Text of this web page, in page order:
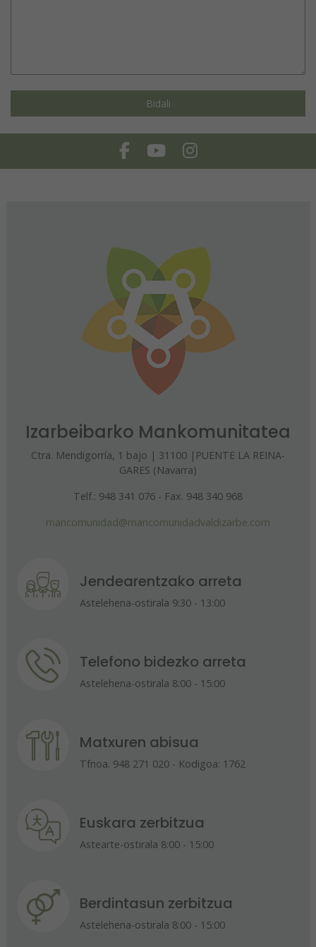
FacebookYoutubeInstagram
Izarbeibarko Mankomunitatea
Ctra. Mendigorría, 1 bajo | 31100 |PUENTE LA REINA-
GARES (Navarra)
Telf.: 948 341 076 - Fax. 948 340 968
mancomunidad@mancomunidadvaldizarbe.com
Jendearentzako arreta
Astelehena-ostirala 9:30 - 13:00
Telefono bidezko arreta
Astelehena-ostirala 8:00 - 15:00
Matxuren abisua
Tfnoa. 948 271 020 - Kodigoa: 1762
Euskara zerbitzua
Astearte-ostirala 8:00 - 15:00
Berdintasun zerbitzua
Astelehena-ostirala 8:00 - 15:00